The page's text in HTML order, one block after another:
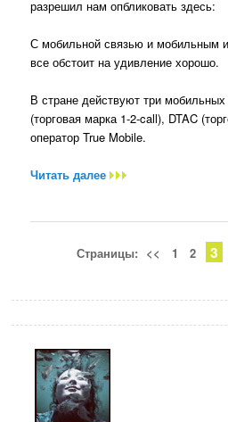
разрешил нам опбликовать здесь:
С мобильной связью и мобильным
все обстоит на удивление хорошо.
В стране действуют три
(торговая марка 1-2-call), DTAC
оператор True Mobile.
Читать далее
Страницы: << 1 2 3